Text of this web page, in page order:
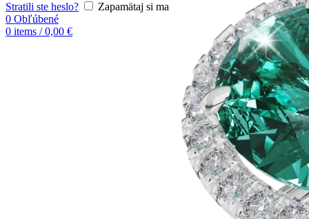
Stratili ste heslo?
Zapamätaj si ma
0 Obľúbené
0 items / 0,00 €